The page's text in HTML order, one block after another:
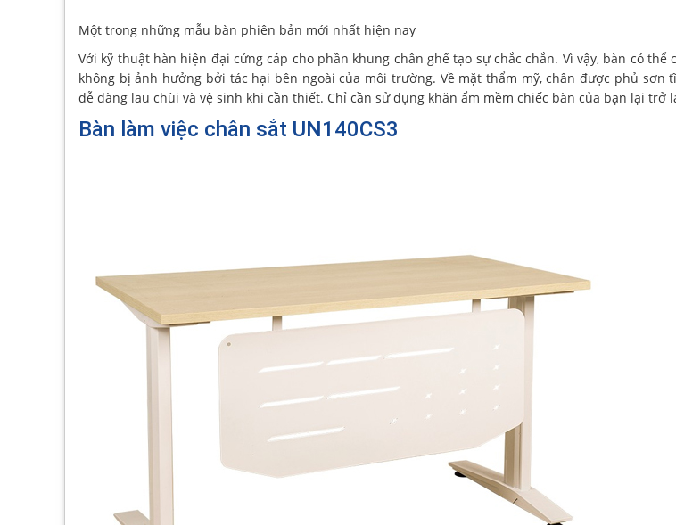
Một trong những mẫu bàn phiên bản mới nhất hiện nay
Với kỹ thuật hàn hiện đại cứng cáp cho phần khung chân ghế tạo sự chắc chắn. Vì vậy, bàn có thể
không bị ảnh hưởng bởi tác hại bên ngoài của môi trường. Về mặt thẩm mỹ, chân được phủ sơn
dễ dàng lau chùi và vệ sinh khi cần thiết. Chỉ cần sử dụng khăn ẩm mềm chiếc bàn của bạn lại trở
Bàn làm việc chân sắt UN140CS3